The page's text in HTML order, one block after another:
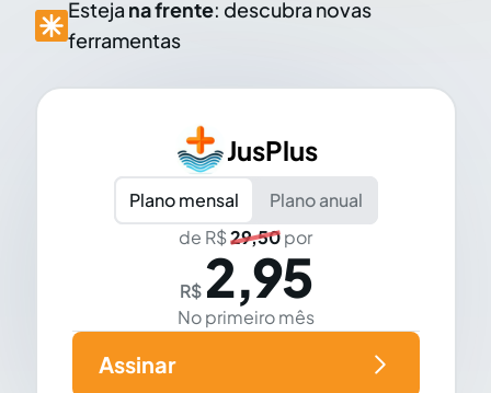
Esteja na frente: descubra novas
ferramentas
JusPlus
Plano mensal
Plano anual
de R$29,50por
R$ 2,95
No primeiro mês
Assinar